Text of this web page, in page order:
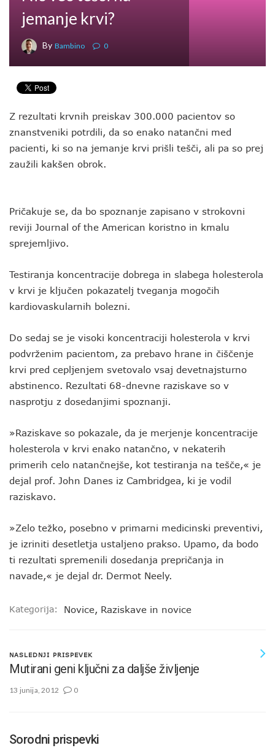
jemanje krvi?
By Bambino 0
Z rezultati krvnih preiskav 300.000 pacientov so
znanstveniki potrdili, da so enako natančni med
pacienti, ki so na jemanje krvi prišli tešči, ali pa so prej
zaužili kakšen obrok.
Pričakuje se, da bo spoznanje zapisano v strokovni
reviji Journal of the American koristno in kmalu
sprejemljivo.
Testiranja koncentracije dobrega in slabega holesterola
v krvi je ključen pokazatelj tveganja mogočih
kardiovaskularnih bolezni.
Do sedaj se je visoki koncentraciji holesterola v krvi
podvrženim pacientom, za prebavo hrane in čiščenje
krvi pred cepljenjem svetovalo vsaj devetnajsturno
abstinenco. Rezultati 68-dnevne raziskave so v
nasprotju z dosedanjimi spoznanji.
»Raziskave so pokazale, da je merjenje koncentracije
holesterola v krvi enako natančno, v nekaterih
primerih celo natančnejše, kot testiranja na tešče,« je
dejal prof. John Danes iz Cambridgea, ki je vodil
raziskavo.
»Zelo težko, posebno v primarni medicinski preventivi,
je izriniti desetletja ustaljeno prakso. Upamo, da bodo
ti rezultati spremenili dosedanja prepričanja in
navade,« je dejal dr. Dermot Neely.
Kategorija: Novice, Raziskave in novice
NASLEDNJI PRISPEVEK
Mutirani geni ključni za daljše življenje
13 junija, 2012 0
Sorodni prispevki